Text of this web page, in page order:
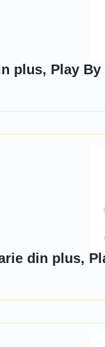
plus, Play By
din plus,